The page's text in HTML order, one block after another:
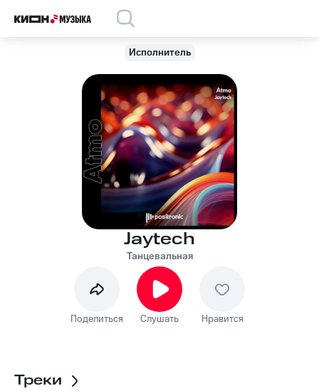
Исполнитель
Jaytech
Танцевальная
Поделиться Слушать Нравится
Треки